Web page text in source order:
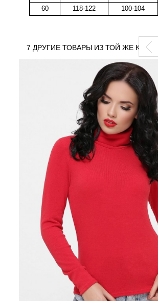
60
118-122 100-104
7 ДРУГИЕ ТОВАРЫ ИЗ ТОЙ ЖЕ